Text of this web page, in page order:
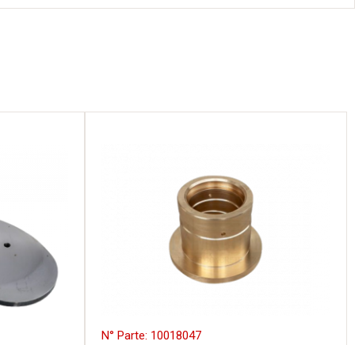
N° Parte: 10018047